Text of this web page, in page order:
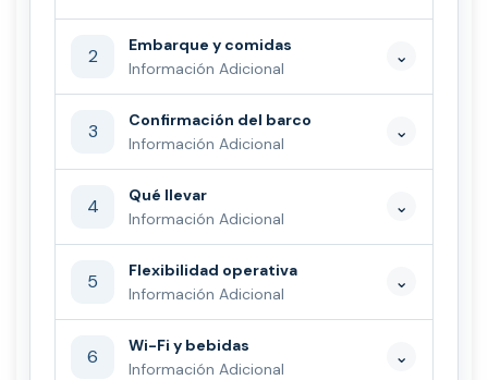
2
Embarque y comidas
Información Adicional
⌄
3
Confirmación del barco
Información Adicional
⌄
4
Qué llevar
Información Adicional
⌄
5
Flexibilidad operativa
Información Adicional
⌄
6
Wi-Fi y bebidas
Información Adicional
⌄